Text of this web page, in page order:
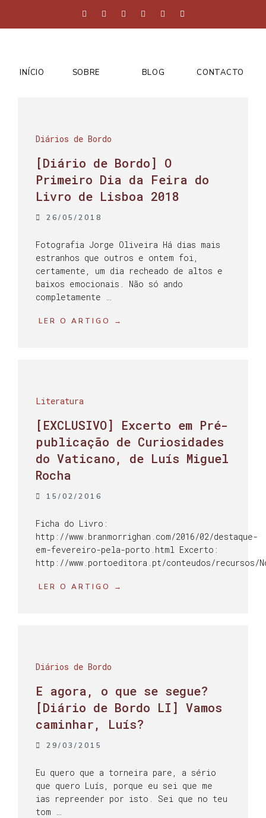
INÍCIO SOBRE BLOG CONTACTO
Diários de Bordo
[Diário de Bordo] O
Primeiro Dia da Feira do
Livro de Lisboa 2018
26/05/2018
Fotografia Jorge Oliveira Há dias mais
estranhos que outros e ontem foi,
certamente, um dia recheado de altos e
baixos emocionais. Não só ando
completamente …
LER O ARTIGO →
Literatura
[EXCLUSIVO] Excerto em Pré-
publicação de Curiosidades
do Vaticano, de Luís Miguel
Rocha
15/02/2016
Ficha do Livro:
http://www.branmorrighan.com/2016/02/destaque-
em-fevereiro-pela-porto.html Excerto:
http://www.portoeditora.pt/conteudos/recursos/
LER O ARTIGO →
Diários de Bordo
E agora, o que se segue?
[Diário de Bordo LI] Vamos
caminhar, Luís?
29/03/2015
Eu quero que a torneira pare, a sério
que quero Luís, porque eu sei que me
ias repreender por isto. Sei que no teu
tom …